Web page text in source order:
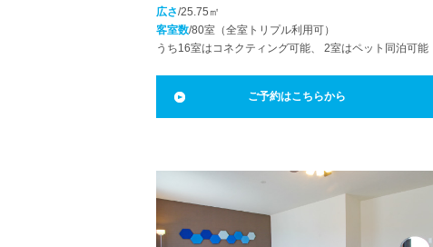
広さ/25.75㎡
客室数/80室（全室トリプル利用可）
うち16室はコネクティング可能、 2室はペット同泊可能
ご予約はこちらから